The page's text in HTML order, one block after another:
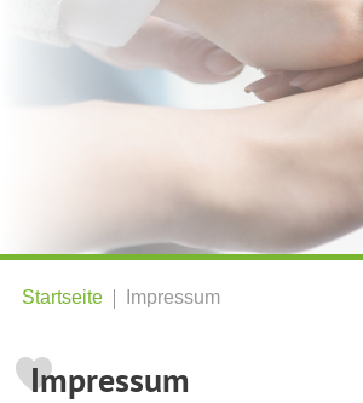
Startseite Impressum
Impressum